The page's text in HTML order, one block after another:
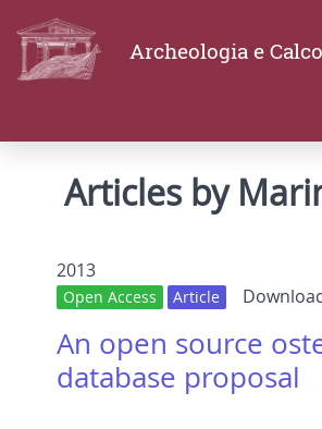
Archeologia e
Articles by
2013
Open Access Article
An open source
database proposal